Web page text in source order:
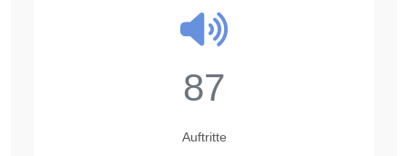
87
Auftritte